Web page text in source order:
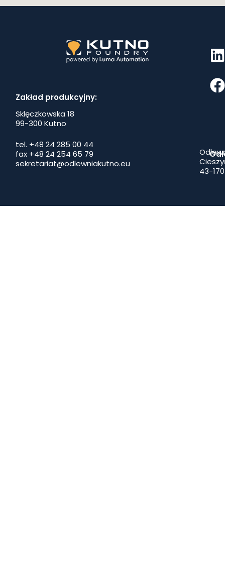
Zakład produkcyjny:
Sklęczkowska 18
99-300 Kutno
tel. +48 24 285 00 44
fax +48 24 254 65 79
sekretariat@odlewniakutno.eu
43-